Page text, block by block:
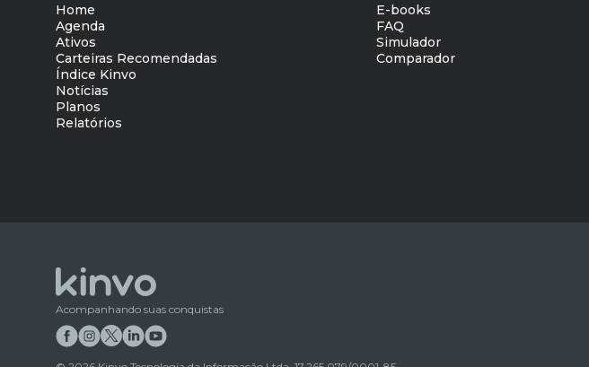
Home
Agenda
Ativos
Carteiras Recomendadas
Índice Kinvo
Notícias
Planos
Relatórios
E-books
FAQ
Simulador
Comparador
Acompanhando suas conquistas